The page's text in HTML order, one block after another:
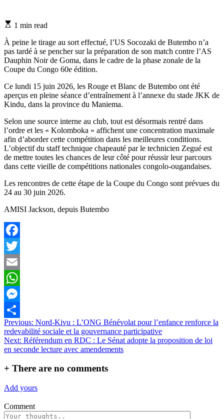
Estimated
time
1 min read
À peine le tirage au sort effectué, l’US Socozaki de Butembo n’a
pas tardé à se pencher sur la préparation de son match contre l’AS
Dauphin Noir de Goma, dans le cadre de la phase zonale de la
Coupe du Congo 60e édition.
Ce lundi 15 juin 2026, les Rouge et Blanc de Butembo ont été
aperçus en pleine séance d’entraînement à l’annexe du stade JKK de
Kindu, dans la province du Maniema.
Selon une source interne au club, tout est désormais rentré dans
l’ordre et les « Kolomboka » affichent une concentration maximale
afin d’aborder cette compétition dans les meilleures conditions.
L’objectif du staff technique chapeauté par le technicien Zegué est
de mettre toutes les chances de leur côté pour réussir leur parcours
dans cette vieille de compétitions nationales congolo-ougandaises.
Les rencontres de cette étape de la Coupe du Congo sont prévues du
24 au 30 juin 2026.
AMISI Jackson, depuis Butembo
Facebook
Twitter
Email
WhatsApp
Messenger
Partager
Navigation
de
l’article
Previous: Nord-Kivu : L’ONG Bénévolat pour l’enfance renforce la
redevabilité sociale et la gouvernance participative
Next: Référendum en RDC : Le Sénat adopte la proposition de loi
en seconde lecture avec amendements
+ There are no comments
Add yours
Comment